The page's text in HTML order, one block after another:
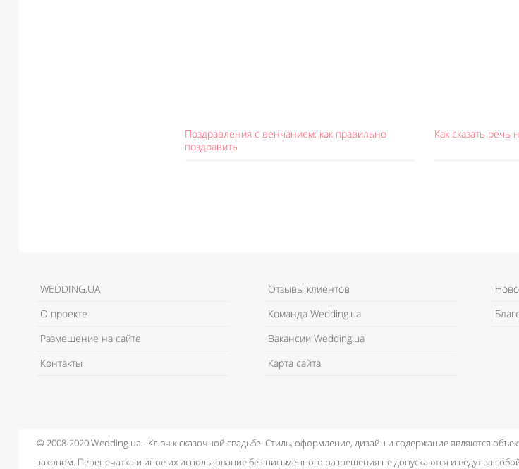
Поздравления с венчанием: как правильно
поздравить
Как сказать речь
WEDDING.UA
О проекте
Размещение на сайте
Контакты
Отзывы клиентов
Команда Wedding.ua
Вакансии Wedding.ua
Карта сайта
© 2008-2020 Wedding.ua - Ключ к сказочной свадьбе. Стиль, оформление, дизайн и содержание являются
законом. Перепечатка и иное их использование без письменного разрешения не допускаются и ведут за